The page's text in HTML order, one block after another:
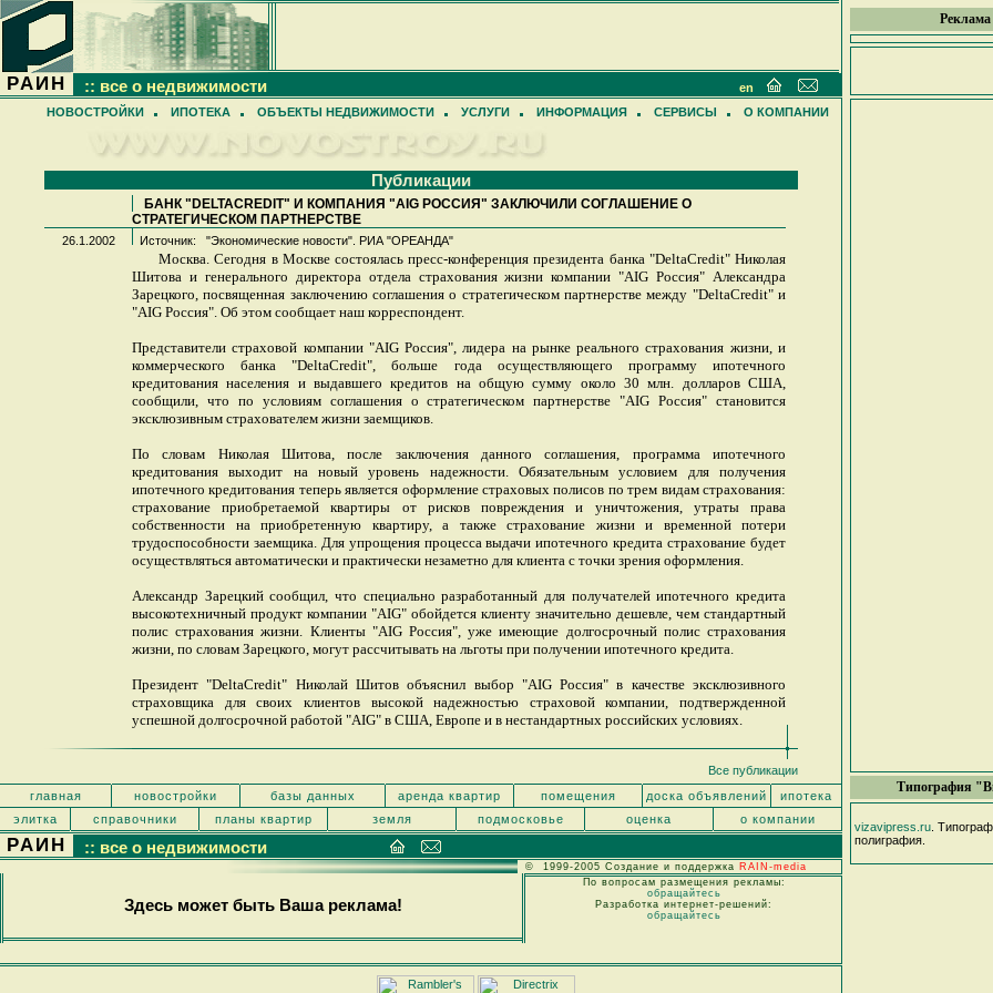
Реклама
Типография
vizavipress.ru .
полиграфия.
РАИН :: все о недвижимости
en
НОВОСТРОЙКИ
ИПОТЕКА ОБЪЕКТЫ НЕДВИЖИМОСТИ УСЛУГИ ИНФОРМАЦИЯ СЕРВИСЫ О КОМПАНИИ
Публикации
БАНК "DELTACREDIT" И КОМПАНИЯ "AIG РОССИЯ" ЗАКЛЮЧИЛИ СОГЛАШЕНИЕ О
СТРАТЕГИЧЕСКОМ ПАРТНЕРСТВЕ
26.1.2002 Источник: "Экономические новости". РИА "ОРЕАНДА"
Москва. Сегодня в Москве состоялась пресс-конференция президента банка "DeltaCredit" Николая
Шитова и генерального директора отдела страхования жизни компании "AIG Россия" Александра
Зарецкого, посвященная заключению соглашения о стратегическом партнерстве между "DeltaCredit" и
"AIG Россия". Об этом сообщает наш корреспондент.
Представители страховой компании "AIG Россия", лидера на рынке реального страхования жизни, и
коммерческого банка "DeltaCredit", больше года осуществляющего программу ипотечного
кредитования населения и выдавшего кредитов на общую сумму около 30 млн. долларов США,
сообщили, что по условиям соглашения о стратегическом партнерстве "AIG Россия" становится
эксклюзивным страхователем жизни заемщиков.
По словам Николая Шитова, после заключения данного соглашения, программа ипотечного
кредитования выходит на новый уровень надежности. Обязательным условием для получения
ипотечного кредитования теперь является оформление страховых полисов по трем видам страхования:
страхование приобретаемой квартиры от рисков повреждения и уничтожения, утраты права
собственности на приобретенную квартиру, а также страхование жизни и временной потери
трудоспособности заемщика. Для упрощения процесса выдачи ипотечного кредита страхование будет
осуществляться автоматически и практически незаметно для клиента с точки зрения оформления.
Александр Зарецкий сообщил, что специально разработанный для получателей ипотечного кредита
высокотехничный продукт компании "AIG" обойдется клиенту значительно дешевле, чем стандартный
полис страхования жизни. Клиенты "AIG Россия", уже имеющие долгосрочный полис страхования
жизни, по словам Зарецкого, могут рассчитывать на льготы при получении ипотечного кредита.
Президент "DeltaCredit" Николай Шитов объяснил выбор "AIG Россия" в качестве эксклюзивного
страховщика для своих клиентов высокой надежностью страховой компании, подтвержденной
успешной долгосрочной работой "AIG" в США, Европе и в нестандартных российских условиях.
Все публикации
главная
новостройки базы данных аренда квартир помещения доска объявлений
ипотека
элитка
справочники планы квартир земля подмосковье оценка о компании
РАИН :: все о недвижимости
© 1999-2005 Создание и поддержка RAIN-media
Здесь может быть Ваша реклама!
По вопросам размещения рекламы:
обращайтесь
Разработка интернет-решений:
обращайтесь